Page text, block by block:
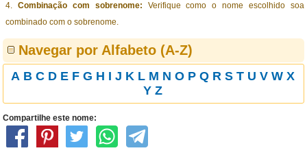
Combinação com sobrenome: Verifique como o nome escolhido soa
combinado com o sobrenome.
Navegar por Alfabeto (A-Z)
A B C D E F G H I J K L M N O P Q R S T U V W X
Y Z
Compartilhe este nome: